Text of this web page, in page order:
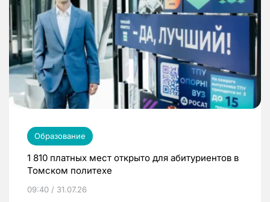
Образование
1 810 платных мест открыто для абитуриентов в
Томском политехе
09:40 / 31.07.26